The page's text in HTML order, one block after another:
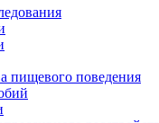
пищевого поведения